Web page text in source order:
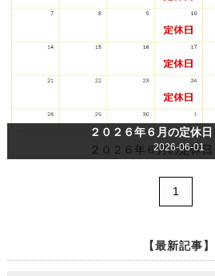
２０２６年６月の定休
2026-06-01
２０２６年６月の定休
1
【最新記事】